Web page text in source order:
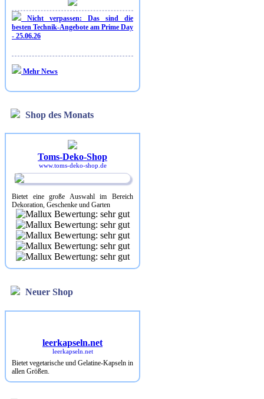
Nicht verpassen: Das sind die
besten Technik-Angebote am Prime Day
- 25.06.26
Mehr News
Shop des Monats
Toms-Deko-Shop
www.toms-deko-shop.de
Bietet eine große Auswahl im Bereich
Dekoration, Geschenke und Garten
Neuer Shop
leerkapseln.net
leerkapseln.net
Bietet vegetarische und Gelatine-Kapseln in
allen Größen.